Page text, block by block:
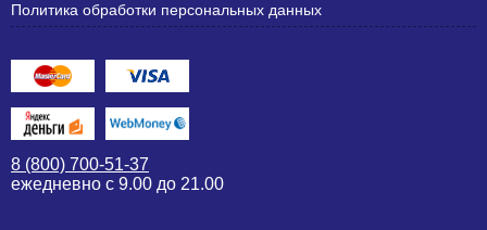
Политика обработки персональных данных
8 (800) 700-51-37
ежедневно с 9.00 до 21.00